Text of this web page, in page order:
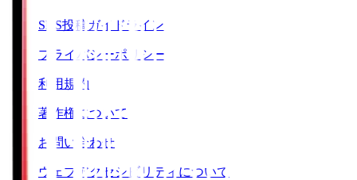
SNS投稿ガイドライン
プライバシーポリシー
利用規約
著作権について
お問い合わせ
ウェブアクセシビリティについて